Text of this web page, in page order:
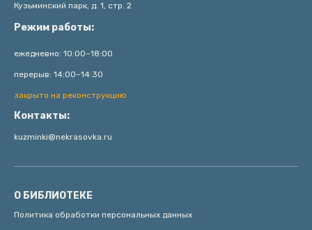
Кузьминский парк, д. 1, стр. 2
Режим работы:
ежедневно: 10:00–18:00
перерыв: 14:00–14:30
закрыто на реконструкцию
Контакты:
kuzminki@nekrasovka.ru
О БИБЛИОТЕКЕ
Политика обработки персональных данных